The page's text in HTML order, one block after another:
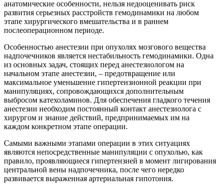
анатомические особенности, нельзя недооценивать риск
развития серьезных расстройств гемодинамики на любом
этапе хирургического вмешательства и в раннем
послеоперационном периоде.
Особенностью анестезии при опухолях мозгового вещества
надпочечников является нестабильность гемодинамики. Одна
из основных задач, стоящих перед анестезиологом на
начальном этапе анестезии, – предотвращение или
максимальное уменьшение гипертензионной реакции при
манипуляциях, сопровождающихся дополнительным
выбросом катехоламинов. Для обеспечения гладкого течения
анестезии необходим постоянный контакт анестезиолога с
хирургом и знание действий, предпринимаемых им на
каждом конкретном этапе операции.
Самыми важными этапами операции в этих ситуациях
являются непосредственные манипуляции с опухолью, как
правило, проявляющиеся гипертензией в момент лигирования
центральной вены надпочечника, после чего нередко
развивается выраженная артериальная гипотония.